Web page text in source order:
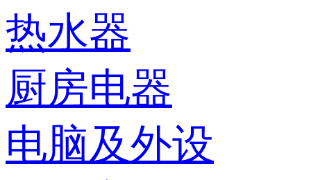
热水器
厨房电器
电脑及外设